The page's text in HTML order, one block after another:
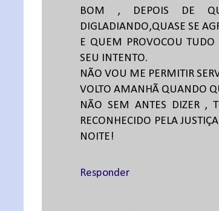
BOM , DEPOIS DE
DIGLADIANDO,QUASE SE
E QUEM PROVOCOU TUDO
SEU INTENTO.
NÃO VOU ME PERMITIR
VOLTO AMANHÃ QUANDO
NÃO SEM ANTES DIZER ,
RECONHECIDO PELA
NOITE!
Responder